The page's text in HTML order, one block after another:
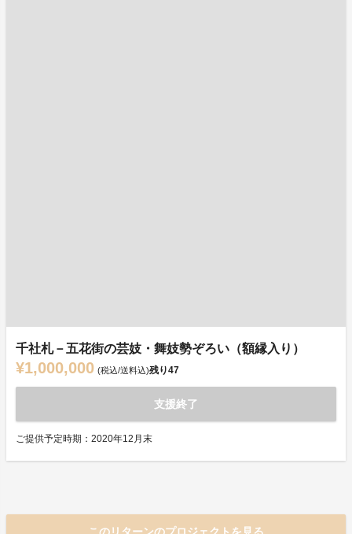
千社札－五花街の芸妓・舞妓勢ぞろい（額縁入り）
¥1,000,000 (税込/送料込)残り47
支援終了
ご提供予定時期：2020年12月末